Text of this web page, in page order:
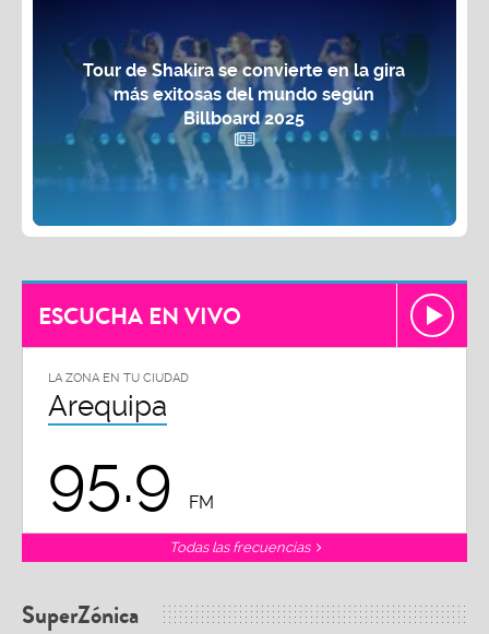
Tour de Shakira se convierte en la gira
más exitosas del mundo según
Billboard 2025
ESCUCHA EN VIVO
LA ZONA EN TU CIUDAD
Arequipa
95.9 FM
Todas las frecuencias
SuperZónica